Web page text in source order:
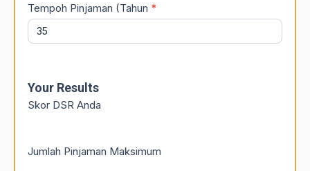
Tempoh Pinjaman (Tahun *
Your Results
Skor DSR Anda
Jumlah Pinjaman Maksimum